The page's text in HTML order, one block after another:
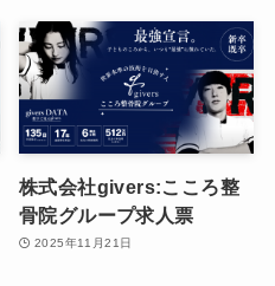
株式会社givers:こころ整
骨院グループ求人票
2025年11月21日